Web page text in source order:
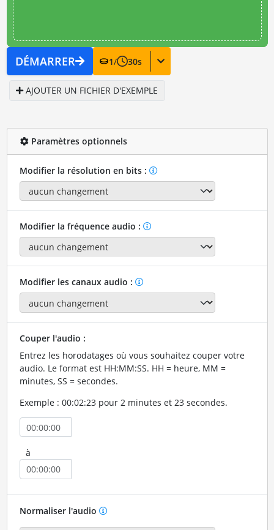
DÉMARRER 1/ 30s
AJOUTER UN FICHIER D'EXEMPLE
Paramètres optionnels
Modifier la résolution en bits :
Modifier la fréquence audio :
Modifier les canaux audio :
Couper l'audio :
Entrez les horodatages où vous souhaitez couper votre
audio. Le format est HH:MM:SS. HH = heure, MM =
minutes, SS = secondes.
Exemple : 00:02:23 pour 2 minutes et 23 secondes.
à
Normaliser l'audio